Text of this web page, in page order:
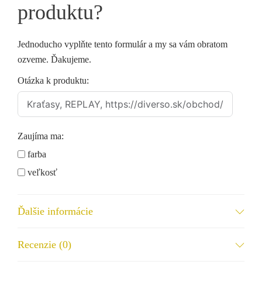
produktu?
Jednoducho vyplňte tento formulár a my sa vám obratom
ozveme. Ďakujeme.
Otázka k produktu:
Zaujíma ma:
farba
veľkosť
iné...
Ďalšie informácie
Recenzie (0)